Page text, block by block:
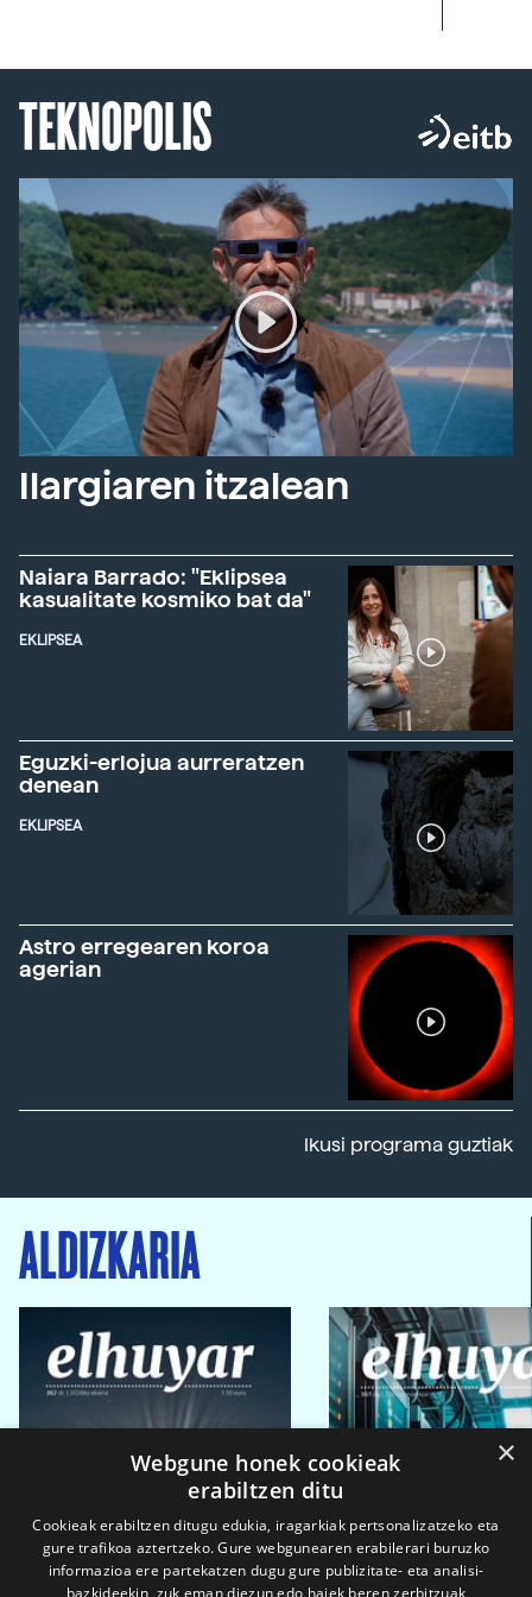
TEKNOPOLIS
Ilargiaren itzalean
Naiara Barrado: "Eklipsea
kasualitate kosmiko bat da"
EKLIPSEA
Eguzki-erlojua aurreratzen
denean
EKLIPSEA
Astro erregearen koroa
agerian
Ikusi programa guztiak
ALDIZKARIA
×
Webgune honek cookieak
erabiltzen ditu
Cookieak erabiltzen ditugu edukia, iragarkiak pertsonalizatzeko eta
gure trafikoa aztertzeko. Gure webgunearen erabilerari buruzko
informazioa ere partekatzen dugu gure publizitate- eta analisi-
bazkideekin, zuk eman diezun edo haiek beren zerbitzuak